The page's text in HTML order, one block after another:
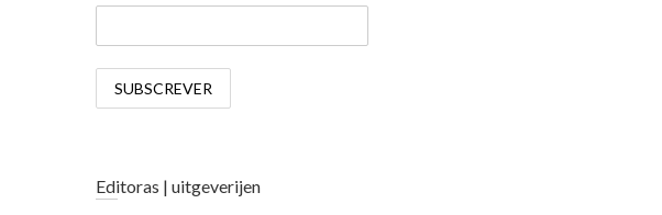
Editoras | uitgeverijen